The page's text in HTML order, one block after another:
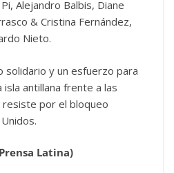
Alejandro Balbis, Diane
& Cristina Fernández,
Nieto.
solidario y un esfuerzo para
antillana frente a las
por el bloqueo
Latina)